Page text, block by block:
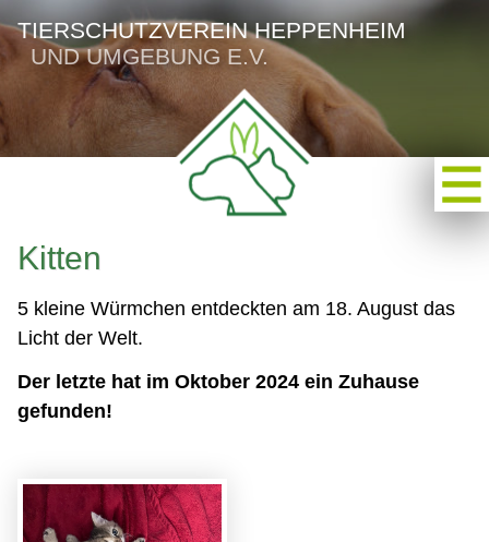
TIERSCHUTZVEREIN HEPPENHEIM
UND UMGEBUNG E.V.
Kitten
5 kleine Würmchen entdeckten am 18. August das
Licht der Welt.
Der letzte hat im Oktober 2024 ein Zuhause
gefunden!